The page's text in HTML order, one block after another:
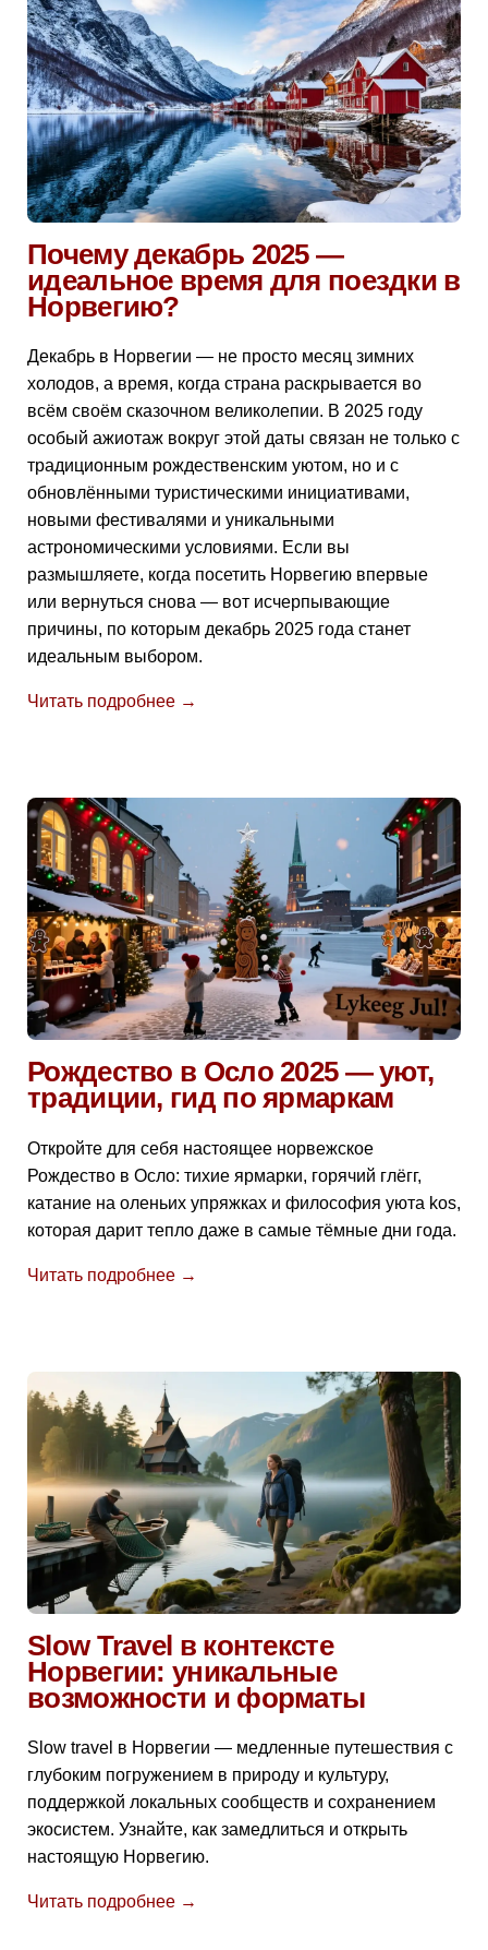
Почему декабрь 2025 —
идеальное время для поездки в
Норвегию?
Декабрь в Норвегии — не просто месяц зимних
холодов, а время, когда страна раскрывается во
всём своём сказочном великолепии. В 2025 году
особый ажиотаж вокруг этой даты связан не только с
традиционным рождественским уютом, но и с
обновлёнными туристическими инициативами,
новыми фестивалями и уникальными
астрономическими условиями. Если вы
размышляете, когда посетить Норвегию впервые
или вернуться снова — вот исчерпывающие
причины, по которым декабрь 2025 года станет
идеальным выбором.
Читать подробнее →
Рождество в Осло 2025 — уют,
традиции, гид по ярмаркам
Откройте для себя настоящее норвежское
Рождество в Осло: тихие ярмарки, горячий глёгг,
катание на оленьих упряжках и философия уюта kos,
которая дарит тепло даже в самые тёмные дни года.
Читать подробнее →
Slow Travel в контексте
Норвегии: уникальные
возможности и форматы
Slow travel в Норвегии — медленные путешествия с
глубоким погружением в природу и культуру,
поддержкой локальных сообществ и сохранением
экосистем. Узнайте, как замедлиться и открыть
настоящую Норвегию.
Читать подробнее →